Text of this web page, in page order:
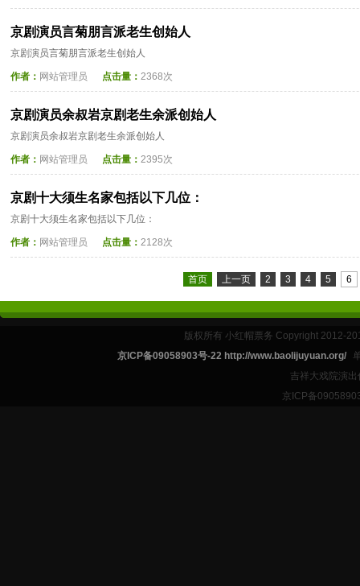
京剧演员言菊朋言派老生创始人
京剧演员言菊朋言派老生创始人
作者： 网站管理员 点击量： 2368次
京剧演员余叔岩京剧老生余派创始人
京剧演员余叔岩京剧老生余派创始人
作者： 网站管理员 点击量： 2395次
京剧十大须生名家包括以下几位：
京剧十大须生名家包括以下几位：
作者： 网站管理员 点击量： 2128次
首页 上一页 2 3 4 5 6
版权所有 小红帽票务 Copyright 2012-
京ICP备09058903号-22 http://www.baolijuyuan.org/
吉祥大戏院演
京ICP备